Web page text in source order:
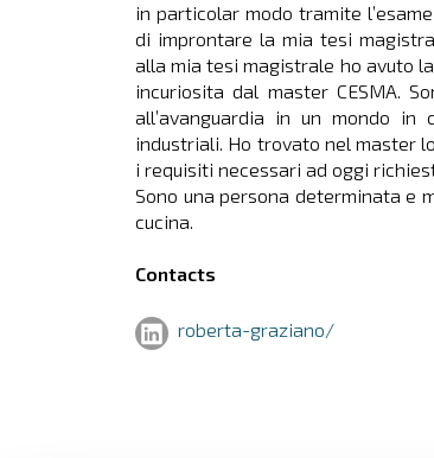
in particolar modo tramite
di improntare la mia tesi
alla mia tesi magistrale ho avuto
incuriosita dal master CESMA.
all’avanguardia in un mondo
industriali. Ho trovato nel master
i requisiti necessari ad oggi
Sono una persona determinata e
cucina.
Contacts
roberta-graziano/